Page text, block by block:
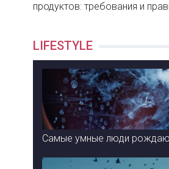
продуктов: требования и
LIFESTYLE
Самые умные люди